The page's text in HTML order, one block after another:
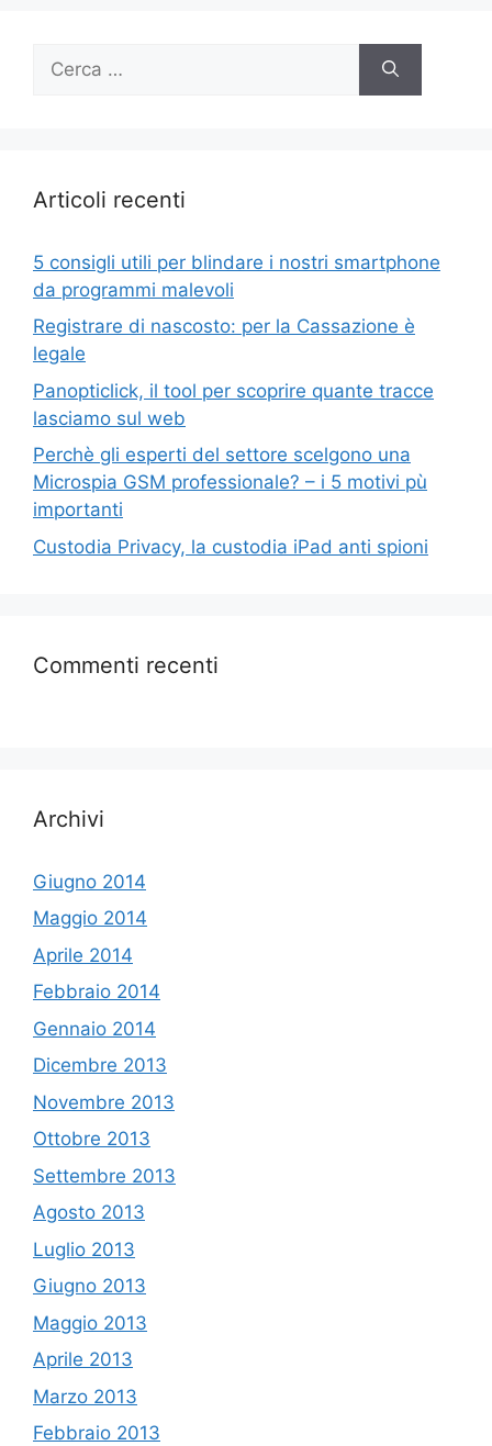
per:
Articoli recenti
5 consigli utili per blindare i nostri smartphone
da programmi malevoli
Registrare di nascosto: per la Cassazione è
legale
Panopticlick, il tool per scoprire quante tracce
lasciamo sul web
Perchè gli esperti del settore scelgono una
Microspia GSM professionale? – i 5 motivi pù
importanti
Custodia Privacy, la custodia iPad anti spioni
Commenti recenti
Archivi
Giugno 2014
Maggio 2014
Aprile 2014
Febbraio 2014
Gennaio 2014
Dicembre 2013
Novembre 2013
Ottobre 2013
Settembre 2013
Agosto 2013
Luglio 2013
Giugno 2013
Maggio 2013
Aprile 2013
Marzo 2013
Febbraio 2013